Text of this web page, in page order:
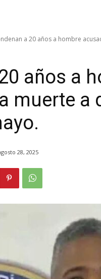
a 20 años a hombre
años a
muerte a
28, 2025